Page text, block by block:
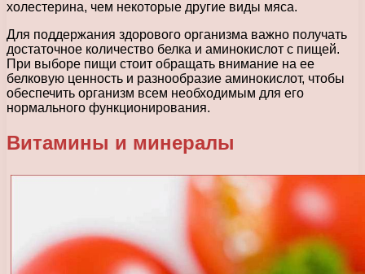
холестерина, чем некоторые другие виды мяса.
Для поддержания здорового организма важно получать
достаточное количество белка и аминокислот с пищей.
При выборе пищи стоит обращать внимание на ее
белковую ценность и разнообразие аминокислот, чтобы
обеспечить организм всем необходимым для его
нормального функционирования.
Витамины и минералы